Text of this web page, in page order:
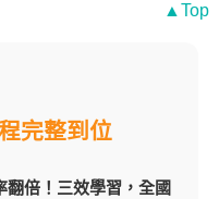
▲Top
完整到位
倍！三效學習，全國